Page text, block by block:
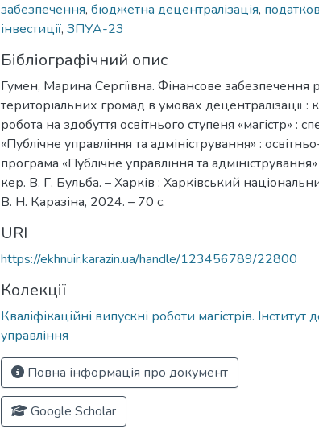
забезпечення, бюджетна децентралізація,
інвестиції, ЗПУА-23
Бібліографічний опис
Гумен, Марина Сергіївна. Фінансове забезпечення
територіальних громад в умовах децентралізації :
робота на здобуття освітнього ступеня «магістр» :
«Публічне управління та адміністрування» :
програма «Публічне управління та
кер. В. Г. Бульба. – Харків : Харківський
В. Н. Каразіна, 2024. – 70 с.
URI
https://ekhnuir.karazin.ua/handle/123456789/22800
Колекції
Кваліфікаційні випускні роботи магістрів.
управління
Повна інформація про документ
Google Scholar